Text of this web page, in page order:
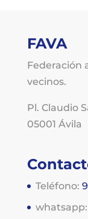
FAVA
Federación
vecinos.
Pl. Claudio
05001 Ávila
Teléfono:
whatsapp: